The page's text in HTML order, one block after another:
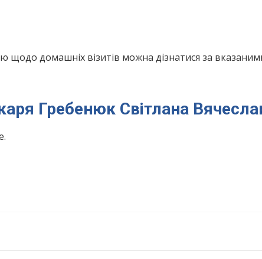
щодо домашніх візитів можна дізнатися за
Гребенюк Світлана